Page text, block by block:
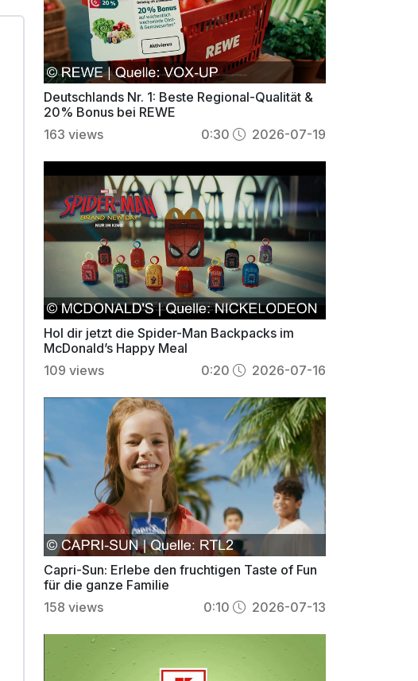
Deutschlands Nr. 1: Beste Regional-Qualität &
20% Bonus bei REWE
163 views 0:30 2026-07-19
Hol dir jetzt die Spider-Man Backpacks im
McDonald’s Happy Meal
109 views 0:20 2026-07-16
Capri-Sun: Erlebe den fruchtigen Taste of Fun
für die ganze Familie
158 views 0:10 2026-07-13